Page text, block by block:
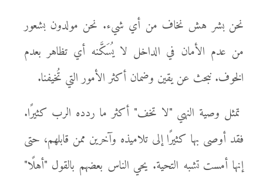
نحن بشر هش نخاف من أي شيء. نحن مولدون بشعور
من عدم الأمان في الداخل لا يُسَكَّنه أي تظاهر بعدم
الخوف. نبحث عن يقين وضمان أكثر الأمور التي تُخيفنا.
تمثل وصية النهي "لا تخف" أكثر ما ردده الرب كثيرًا.
فقد أوصى بها كثيرًا إلى تلاميذه وآخرين ممن قابلهم، حتى
إنها أمست تشبه التحية. يحي الناس بعضهم بالقول "أهلًا"